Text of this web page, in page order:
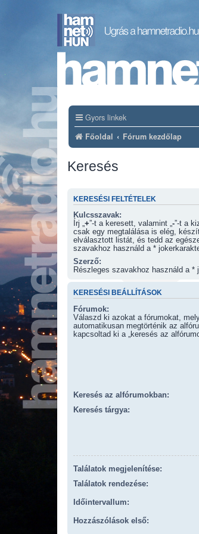
Gyors linkek
Főoldal Fórum kezdőlap
Keresés
KERESÉSI FELTÉTELEK
Kulcsszavak:
Írj „+”-t a keresett, valamint „-”-t a kizárandó
csak egy megtalálása is elég,
elválasztott listát, és tedd az
szavakhoz használd a *
Szerző:
Részleges szavakhoz használd a *
KERESÉSI BEÁLLÍTÁSOK
Fórumok:
Válaszd ki azokat a fórumokat,
automatikusan megtörténik az
kapcsoltad ki a „keresés az
Keresés az alfórumokban:
Keresés tárgya:
Találatok megjelenítése:
Találatok rendezése:
Időintervallum:
Hozzászólások első: